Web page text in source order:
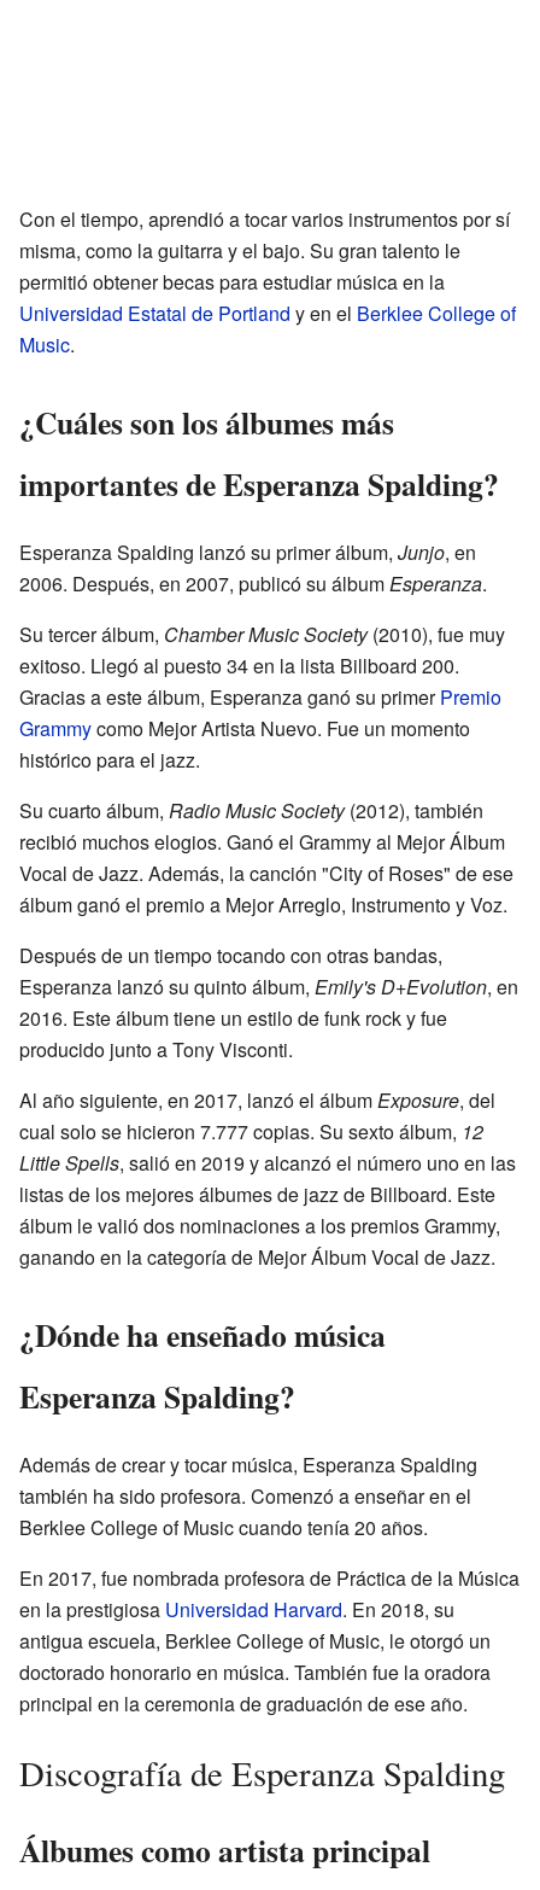
Con el tiempo, aprendió a tocar varios instrumentos por sí
misma, como la guitarra y el bajo. Su gran talento le
permitió obtener becas para estudiar música en la
Universidad Estatal de Portland y en el Berklee College of
Music.
¿Cuáles son los álbumes más
importantes de Esperanza Spalding?
Esperanza Spalding lanzó su primer álbum, Junjo, en
2006. Después, en 2007, publicó su álbumEsperanza.
Su tercer álbum, Chamber Music Society(2010), fue muy
exitoso. Llegó al puesto 34 en la lista Billboard 200.
Gracias a este álbum, Esperanza ganó su primerPremio
Grammycomo Mejor Artista Nuevo. Fue un momento
histórico para el jazz.
Su cuarto álbum, Radio Music Society(2012), también
recibió muchos elogios. Ganó el Grammy al Mejor Álbum
Vocal de Jazz. Además, la canción "City of Roses" de ese
álbum ganó el premio a Mejor Arreglo, Instrumento y Voz.
Después de un tiempo tocando con otras bandas,
Esperanza lanzó su quinto álbum, Emily's D+Evolution, en
2016. Este álbum tiene un estilo de funk rock y fue
producido junto a Tony Visconti.
Al año siguiente, en 2017, lanzó el álbumExposure, del
cual solo se hicieron 7.777 copias. Su sexto álbum, 12
Little Spells, salió en 2019 y alcanzó el número uno en las
listas de los mejores álbumes de jazz de Billboard. Este
álbum le valió dos nominaciones a los premios Grammy,
ganando en la categoría de Mejor Álbum Vocal de Jazz.
¿Dónde ha enseñado música
Esperanza Spalding?
Además de crear y tocar música, Esperanza Spalding
también ha sido profesora. Comenzó a enseñar en el
Berklee College of Music cuando tenía 20 años.
En 2017, fue nombrada profesora de Práctica de la Música
en la prestigiosa Universidad Harvard. En 2018, su
antigua escuela, Berklee College of Music, le otorgó un
doctorado honorario en música. También fue la oradora
principal en la ceremonia de graduación de ese año.
Discografía de Esperanza Spalding
Álbumes como artista principal